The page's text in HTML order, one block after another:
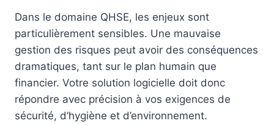
Dans le domaine QHSE, les enjeux sont
particulièrement sensibles. Une mauvaise
gestion des risques peut avoir des conséquences
dramatiques, tant sur le plan humain que
financier. Votre solution logicielle doit donc
répondre avec précision à vos exigences de
sécurité, d’hygiène et d’environnement.